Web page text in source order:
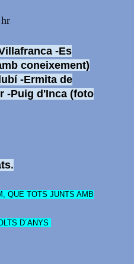
-Es
coneixement)
-Ermita de
-Puig d'Inca (foto
.
QUE TOTS JUNTS AMB
D´ANYS